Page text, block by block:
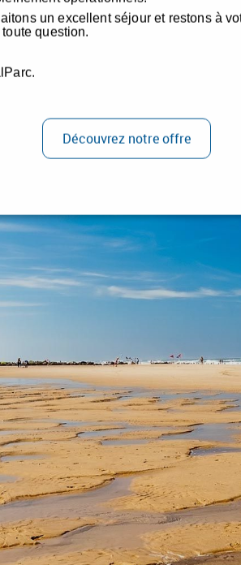
ACCÈS & CONTACT GALERIE PHOTOS